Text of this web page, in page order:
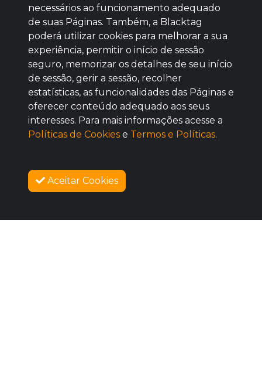
Baixe agora nosso app
SOBRE NÓS
necessários ao funcionamento adequado
de suas Páginas. Também, a Blacktag
poderá utilizar cookies para melhorar a sua
experiência, permitir o início de sessão
seguro, memorizar os detalhes de seu início
de sessão, gerir a sessão, recolher
estatísticas, as funcionalidades das Páginas e
oferecer conteúdo adequado aos seus
interesses. Para mais informações acesse a
Políticas de Cookies e Termos e Políticas.
Aceitar Cookies